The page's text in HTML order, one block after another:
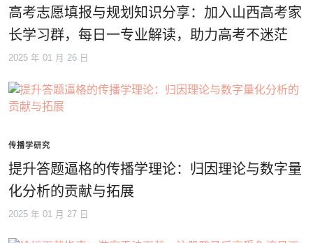
高考志愿填报与规划知识分享：加入山西高考家
长学习群，每日一专业解读，助力高考不迷茫
2025 年 01 月 26 日
传播学研究
提升答题逼格的传播学理论：归因理论与数字量
化分析的贡献与拓展
2025 年 01 月 27 日